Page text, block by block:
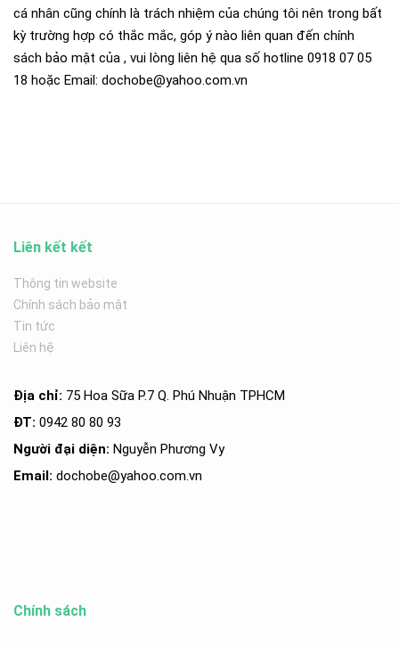
cá nhân cũng chính là trách nhiệm của chúng tôi nên trong bất
kỳ trường hợp có thắc mắc, góp ý nào liên quan đến chính
sách bảo mật của , vui lòng liên hệ qua số hotline 0918 07 05
18 hoặc Email: dochobe@yahoo.com.vn
Liên kết kết
Thông tin website
Chính sách bảo mật
Tin tức
Liên hệ
Địa chỉ: 75 Hoa Sữa P.7 Q. Phú Nhuận TPHCM
ĐT: 0942 80 80 93
Người đại diện: Nguyễn Phương Vy
Email: dochobe@yahoo.com.vn
Chính sách